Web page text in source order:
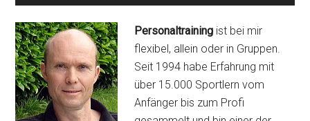
Personaltraining ist bei mir
flexibel, allein oder in Gruppen.
Seit 1994 habe Erfahrung mit
über 15.000 Sportlern vom
Anfänger bis zum Profi